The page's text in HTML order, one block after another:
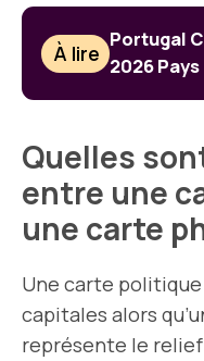
À lire
Portugal
2026 Pays
Quelles
entre une
une carte
Une carte
capitales alors
représente le